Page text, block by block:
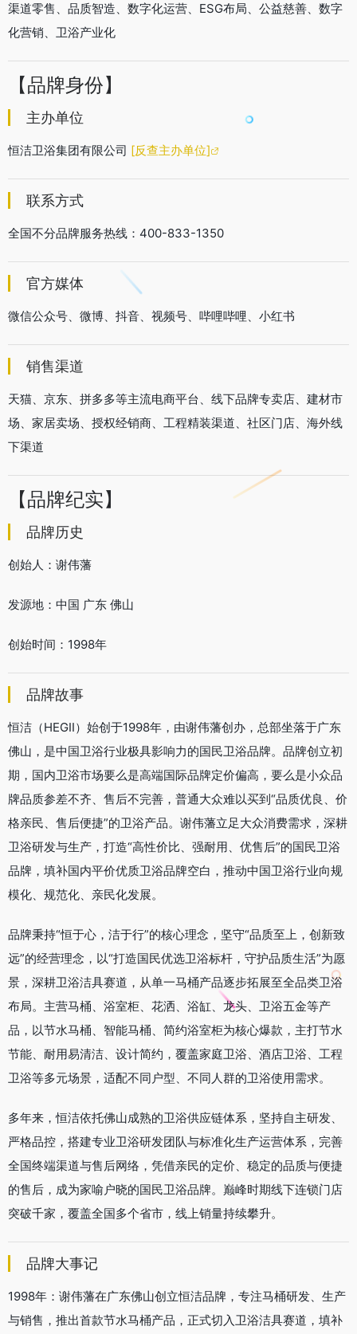
渠道零售、品质智造、数字化运营、ESG布局、公益慈善、数字
化营销、卫浴产业化
【品牌身份】
主办单位
恒洁卫浴集团有限公司 [反查主办单位]
联系方式
全国不分品牌服务热线：400-833-1350
官方媒体
微信公众号、微博、抖音、视频号、哔哩哔哩、小红书
销售渠道
天猫、京东、拼多多等主流电商平台、线下品牌专卖店、建材市
场、家居卖场、授权经销商、工程精装渠道、社区门店、海外线
下渠道
【品牌纪实】
品牌历史
创始人：谢伟藩
发源地：中国 广东 佛山
创始时间：1998年
品牌故事
恒洁（HEGII）始创于1998年，由谢伟藩创办，总部坐落于广东
佛山，是中国卫浴行业极具影响力的国民卫浴品牌。品牌创立初
期，国内卫浴市场要么是高端国际品牌定价偏高，要么是小众品
牌品质参差不齐、售后不完善，普通大众难以买到“品质优良、价
格亲民、售后便捷”的卫浴产品。谢伟藩立足大众消费需求，深耕
卫浴研发与生产，打造“高性价比、强耐用、优售后”的国民卫浴
品牌，填补国内平价优质卫浴品牌空白，推动中国卫浴行业向规
模化、规范化、亲民化发展。
品牌秉持“恒于心，洁于行”的核心理念，坚守“品质至上，创新致
远”的经营理念，以“打造国民优选卫浴标杆，守护品质生活”为愿
景，深耕卫浴洁具赛道，从单一马桶产品逐步拓展至全品类卫浴
布局。主营马桶、浴室柜、花洒、浴缸、龙头、卫浴五金等产
品，以节水马桶、智能马桶、简约浴室柜为核心爆款，主打节水
节能、耐用易清洁、设计简约，覆盖家庭卫浴、酒店卫浴、工程
卫浴等多元场景，适配不同户型、不同人群的卫浴使用需求。
多年来，恒洁依托佛山成熟的卫浴供应链体系，坚持自主研发、
严格品控，搭建专业卫浴研发团队与标准化生产运营体系，完善
全国终端渠道与售后网络，凭借亲民的定价、稳定的品质与便捷
的售后，成为家喻户晓的国民卫浴品牌。巅峰时期线下连锁门店
突破千家，覆盖全国多个省市，线上销量持续攀升。
品牌大事记
1998年：谢伟藩在广东佛山创立恒洁品牌，专注马桶研发、生产
与销售，推出首款节水马桶产品，正式切入卫浴洁具赛道，填补